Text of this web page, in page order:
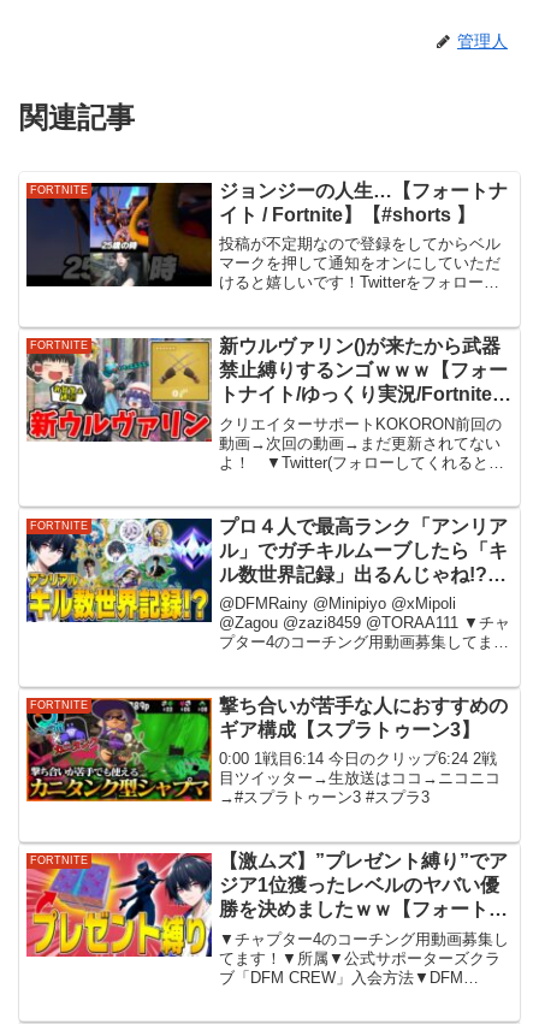
管理人
関連記事
FORTNITE
ジョンジーの人生…【フォートナ
イト / Fortnite】【#shorts 】
投稿が不定期なので登録をしてからベル
マークを押して通知をオンにしていただ
けると嬉しいです！Twitterをフォローし
Twitter@zellfyyyn- ...
FORTNITE
新ウルヴァリン()が来たから武器
禁止縛りするンゴｗｗｗ【フォー
トナイト/ゆっくり実況/Fortnite】
猛者になりたいゆっくり達
クリエイターサポートKOKORON前回の
動画→次回の動画→まだ更新されてない
よ！ ▼Twitter(フォローしてくれると嬉
めの動画【フォートナイト】新たなチー
ターが公...
FORTNITE
プロ４人で最高ランク「アンリア
ル」でガチキルムーブしたら「キ
ル数世界記録」出るんじゃね!?
【フォートナイト/Fortnite】
​@DFMRainy @Minipiyo @xMipoli
@Zagou @zazi8459 @TORAA111 ▼チャ
プター4のコーチング用動画募集してま
STORE▼...
FORTNITE
撃ち合いが苦手な人におすすめの
ギア構成【スプラトゥーン3】
0:00 1戦目6:14 今日のクリップ6:24 2戦
目ツイッター→生放送はココ→ニコニコ
→#スプラトゥーン3 #スプラ3
FORTNITE
【激ムズ】”プレゼント縛り”でア
ジア1位獲ったレベルのヤバい優
勝を決めましたｗｗ【フォートナ
イト/Fortnite】
▼チャプター4のコーチング用動画募集し
てます！▼所属▼公式サポーターズクラ
ブ「DFM CREW」入会方法▼DFM